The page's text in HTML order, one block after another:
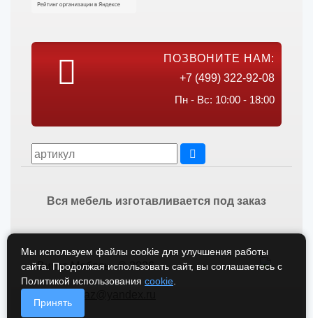
ПОЗВОНИТЕ НАМ:
+7 (499) 322-92-08
Пн - Вс: 10:00 - 18:00
Вся мебель изготавливается под заказ
Викос Мебель © 2026
vikos-zakaz@yandex.ru
Мы используем файлы cookie для улучшения работы
сайта. Продолжая использовать сайт, вы соглашаетесь с
Политикой использования cookie
Принять